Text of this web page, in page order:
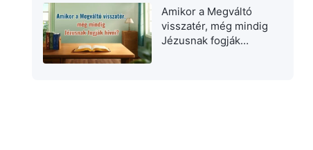
Amikor a Megváltó
visszatér, még mindig
Jézusnak fogják